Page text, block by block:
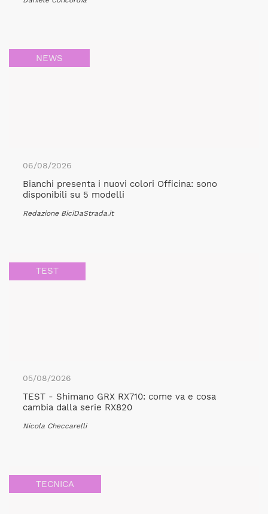
NEWS
06/08/2026
Bianchi presenta i nuovi colori Officina: sono
disponibili su 5 modelli
Redazione BiciDaStrada.it
TEST
05/08/2026
TEST - Shimano GRX RX710: come va e cosa
cambia dalla serie RX820
Nicola Checcarelli
TECNICA